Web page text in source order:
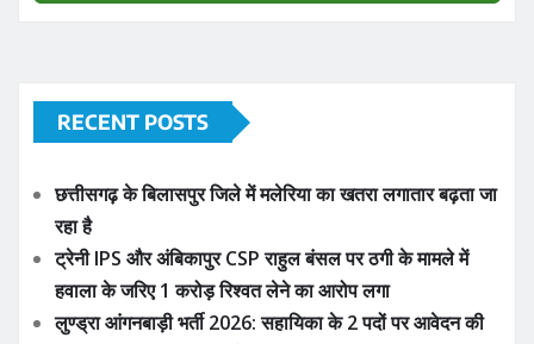
छत्तीसगढ़ के बिलासपुर जिले में मलेरिया का खतरा लगातार बढ़ता जा
रहा है
हवाला के जरिए 1 करोड़ रिश्वत लेने का आरोप लगा
लुण्ड्रा आंगनबाड़ी भर्ती 2026: सहायिका के 2 पदों पर आवेदन की
अंतिम तिथि 19 अगस्त, यहाँ जानें पूरी जानकारी
अंबिकापुर में एचपीवी विशेष टीकाकरण सप्ताह: कार्मेल स्कूल की 41
छात्राओं को लगा सर्वाइकल कैंसर से बचाव का टीका